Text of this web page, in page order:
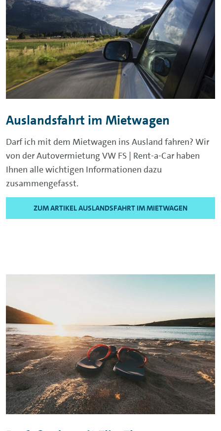
Auslandsfahrt im Mietwagen
Darf ich mit dem Mietwagen ins Ausland fahren? Wir
von der Autovermietung VW FS | Rent-a-Car haben
Ihnen alle wichtigen Informationen dazu
zusammengefasst.
ZUM ARTIKEL AUSLANDSFAHRT IM MIETWAGEN